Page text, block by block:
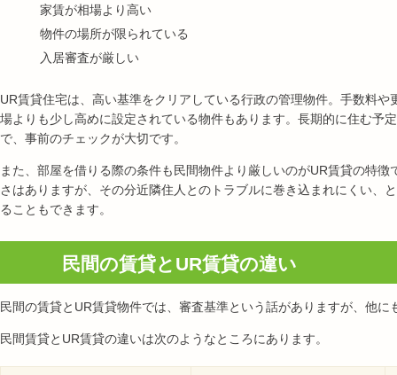
家賃が相場より高い
物件の場所が限られている
入居審査が厳しい
UR賃貸住宅は、高い基準をクリアしている行政の管理物件。手数料
場よりも少し高めに設定されている物件もあります。長期的に住む予
で、事前のチェックが大切です。
また、部屋を借りる際の条件も民間物件より厳しいのがUR賃貸の特
さはありますが、その分近隣住人とのトラブルに巻き込まれにくい、
ることもできます。
民間の賃貸とUR賃貸の違い
民間の賃貸とUR賃貸物件では、審査基準という話がありますが、他に
民間賃貸とUR賃貸の違いは次のようなところにあります。